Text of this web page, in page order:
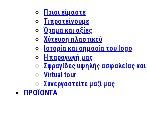
Ποιοι είμαστε
Τι προτείνουμε
Όραμα και αξίες
Χύτευση πλαστικού
Ιστορία και σημασία του logo
Η παραγωγή μας
Σφραγίδες υψηλής ασφαλείας
Virtual tour
Συνεργαστείτε μαζί μας
ΠΡΟΪΌΝΤΑ